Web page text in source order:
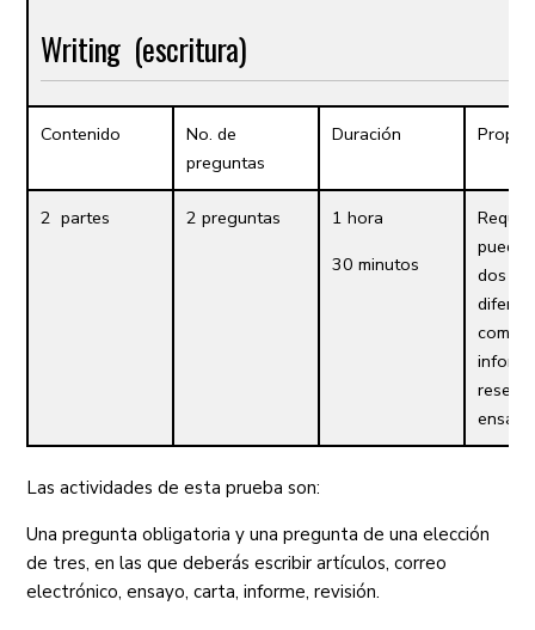
Writing (escritura)
Contenido
No. de
preguntas
Duración
2 partes 2 preguntas
1 hora
30 minutos
pueda
dos
como
Las actividades de esta prueba son:
Una pregunta obligatoria y una pregunta de una elección
de tres, en las que deberás escribir artículos, correo
electrónico, ensayo, carta, informe, revisión.